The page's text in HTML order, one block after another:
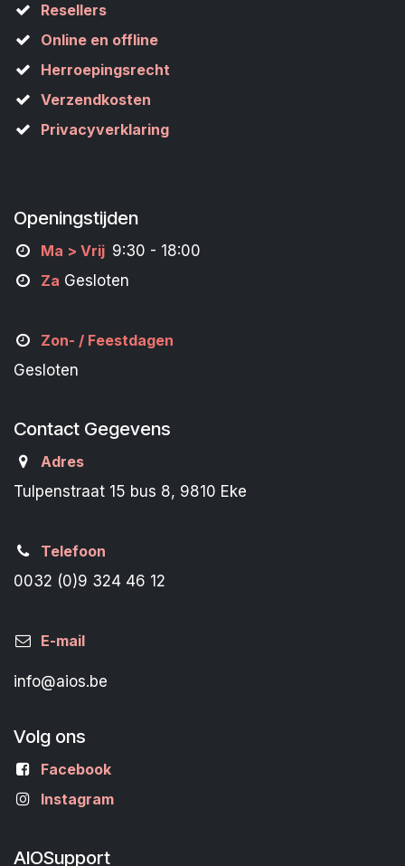
Resellers
Online en offline
Herroepingsrecht
Verzendkosten
Privacyverklaring
Openingstijden
Ma > Vrij 9:30 - 18:00
Za Gesloten
Zon- / Feestdagen
Gesloten
Contact Gegevens
Adres
Tulpenstraat 15 bus 8, 9810 Eke
Telefoon
0032 (0)9 324 46 12
E-mail
info@aios.be
Volg ons
Facebook
Instagram
AIOSupport